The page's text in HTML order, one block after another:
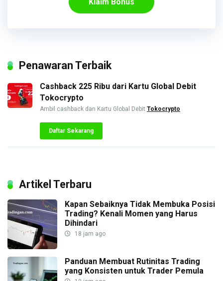
Klaim Bonus
Penawaran Terbaik
Cashback 225 Ribu dari Kartu Global Debit
Tokocrypto
Ambil cashback dan Kartu Global Debit Tokocrypto
Daftar Sekarang
Artikel Terbaru
Kapan Sebaiknya Tidak Membuka Posisi
Trading? Kenali Momen yang Harus
Dihindari
18 jam ago
Panduan Membuat Rutinitas Trading
yang Konsisten untuk Trader Pemula